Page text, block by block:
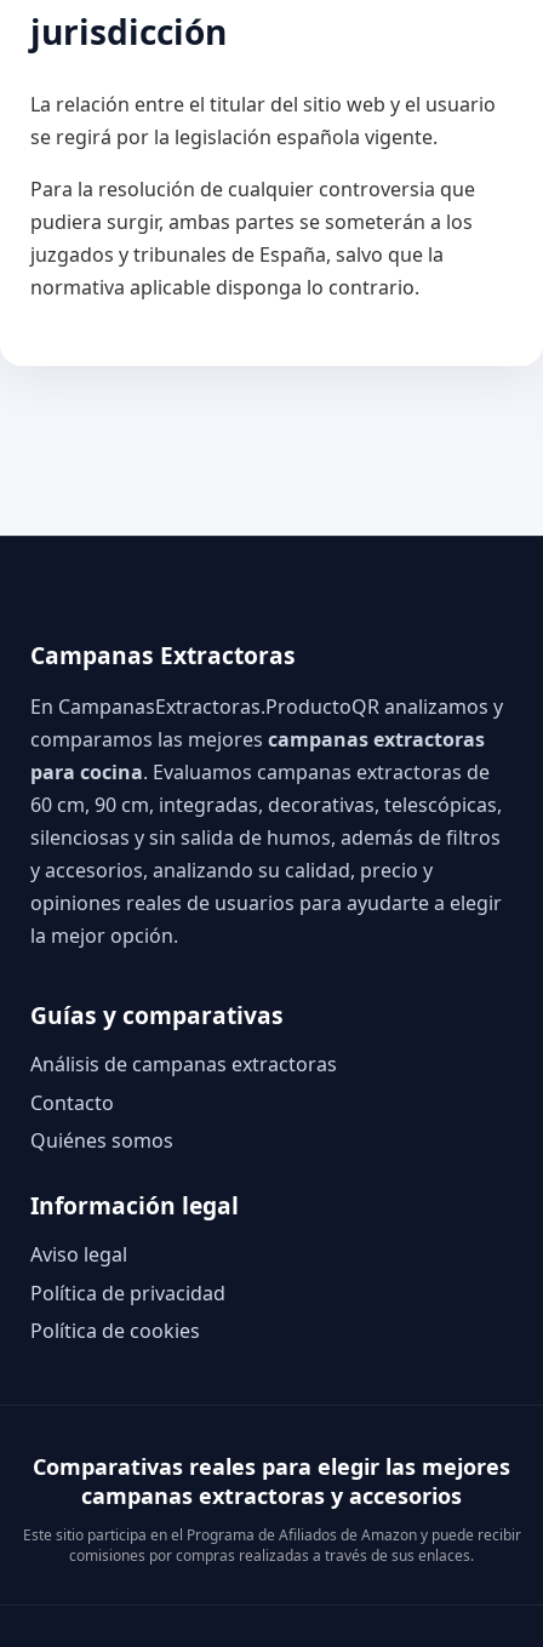
jurisdicción
La relación entre el titular del sitio web y el usuario
se regirá por la legislación española vigente.
Para la resolución de cualquier controversia que
pudiera surgir, ambas partes se someterán a los
juzgados y tribunales de España, salvo que la
normativa aplicable disponga lo contrario.
Campanas Extractoras
En CampanasExtractoras.ProductoQR analizamos y
comparamos las mejores campanas extractoras
para cocina. Evaluamos campanas extractoras de
60 cm, 90 cm, integradas, decorativas, telescópicas,
silenciosas y sin salida de humos, además de filtros
y accesorios, analizando su calidad, precio y
opiniones reales de usuarios para ayudarte a elegir
la mejor opción.
Guías y comparativas
Análisis de campanas extractoras
Contacto
Quiénes somos
Información legal
Aviso legal
Política de privacidad
Política de cookies
Comparativas reales para elegir las mejores
campanas extractoras y accesorios
Este sitio participa en el Programa de Afiliados de Amazon y puede recibir
comisiones por compras realizadas a través de sus enlaces.